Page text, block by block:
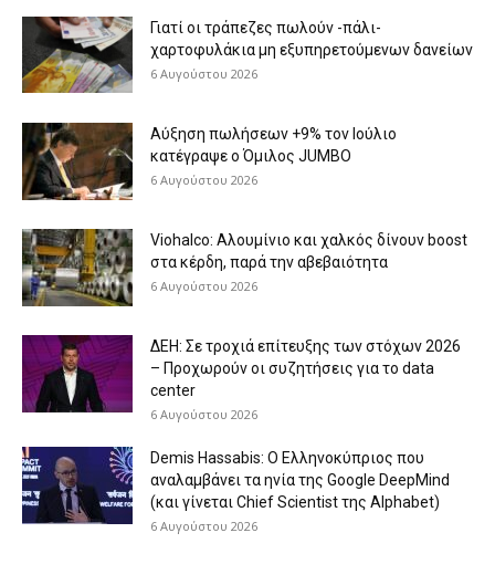
Γιατί οι τράπεζες πωλούν -πάλι-
χαρτοφυλάκια μη εξυπηρετούμενων δανείων
6 Αυγούστου 2026
Aύξηση πωλήσεων +9% τον Ιούλιο
κατέγραψε ο Όμιλος JUMBO
6 Αυγούστου 2026
Viohalco: Aλουμίνιο και χαλκός δίνουν boost
στα κέρδη, παρά την αβεβαιότητα
6 Αυγούστου 2026
ΔΕΗ: Σε τροχιά επίτευξης των στόχων 2026
– Προχωρούν οι συζητήσεις για το data
center
6 Αυγούστου 2026
Demis Hassabis: Ο Ελληνοκύπριος που
αναλαμβάνει τα ηνία της Google DeepMind
(και γίνεται Chief Scientist της Alphabet)
6 Αυγούστου 2026